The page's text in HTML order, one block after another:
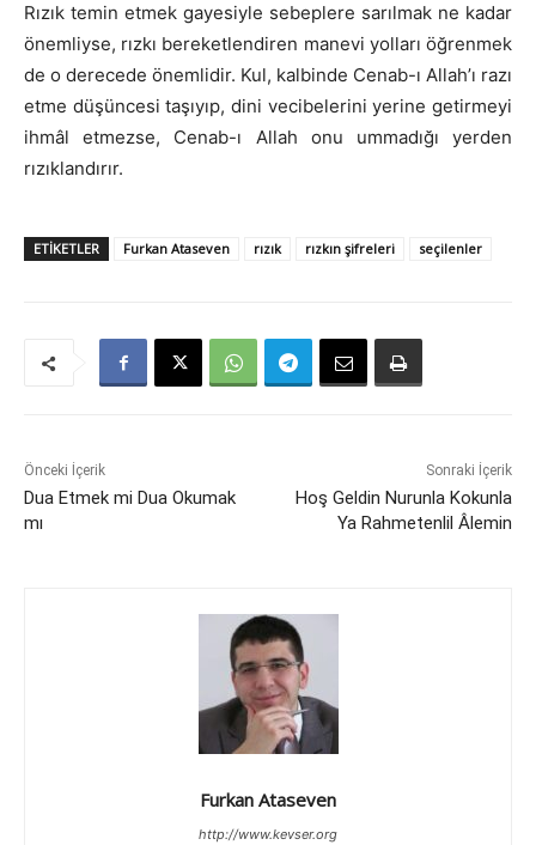
Rızık temin etmek gayesiyle sebeplere sarılmak ne kadar
önemliyse, rızkı bereketlendiren manevi yolları öğrenmek
de o derecede önemlidir. Kul, kalbinde Cenab-ı Allah’ı razı
etme düşüncesi taşıyıp, dini vecibelerini yerine getirmeyi
ihmâl etmezse, Cenab-ı Allah onu ummadığı yerden
rızıklandırır.
ETIKETLER Furkan Ataseven rızık rızkın şifreleri seçilenler
Önceki İçerik
Dua Etmek mi Dua Okumak
mı
Sonraki İçerik
Hoş Geldin Nurunla Kokunla
Ya Rahmetenlil Âlemin
Furkan Ataseven
http://www.kevser.org